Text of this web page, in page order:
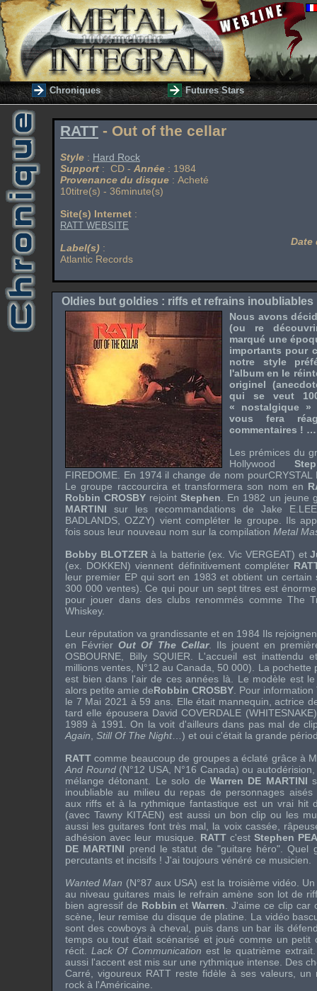
Chroniques Futures Stars
RATT - Out of the cellar
Style : Hard Rock
Support : CD - Année : 1984
Provenance du disque : Acheté
10titre(s) - 36minute(s)
Site(s) Internet :
RATT WEBSITE
Label(s) :
Atlantic Records
Date
Oldies but goldies : riffs et refrains inoubliables
Nous avons
(ou re
marqué une
importants pour
notre style
l'album en le
originel
qui se veut
« nostalgique »
vous fera
commentaires !
Les prémices du
Hollywood
FIREDOME . En 1974 il change de nom pourCRYSTAL
Le groupe raccourcira et transformera son nom en
Robbin CROSBY rejointStephen . En 1982 un
MARTINI sur les recommandations de Jake E.LEE
BADLANDS ,OZZY) vient compléter le groupe. Ils
fois sous leur nouveau nom sur la compilation Metal
Bobby BLOTZERà la batterie (ex.Vic VERGEAT) et
(ex. DOKKEN) viennent définitivement compléter
leur premier EP qui sort en 1983 et obtient un certain
300 000 ventes). Ce qui pour un sept titres est
pour jouer dans des clubs renommés comme The
Whiskey.
Leur réputation va grandissante et en 1984 Ils
en FévrierOut Of The Cellar. Ils jouent en
OSBOURNE
Billy SQUIER . L'accueil est inattendu
millions ventes, N°12 au Canada, 50 000). La
est bien dans l'air de ces années là. Le modèle est le
alors petite amie deRobbin CROSBY . Pour
le 7 Mai 2021 à 59 ans. Elle était mannequin, actrice
tard elle épousera David COVERDALE (WHITESNAKE
1989 à 1991. On la voit d'ailleurs dans pas mal de
Again Still Of The Night…) et oui c'était la grande
RATT comme beaucoup de groupes a éclaté grâce à
And Round(N°12 USA, N°16 Canada) ou
mélange détonant. Le solo de Warren DE MARTINI
inoubliable au milieu du repas de personnages
aux riffs et à la rythmique fantastique est un vrai hit
(avec Tawny KITAEN) est aussi un bon clip ou les
aussi les guitares font très mal, la voix cassée,
adhésion avec leur musique. RATTc'estStephen
DE MARTINI prend le statut de "guitare héro". Quel
percutants et incisifs ! J'ai toujours vénéré ce musicien.
Wanted Man (N°87 aux USA) est la troisième vidéo.
au niveau guitares mais le refrain amène son lot de
bien agressif de Robbin etWarren . J'aime ce clip
scène, leur remise du disque de platine. La vidéo
sont des cowboys à cheval, puis dans un bar ils
temps ou tout était scénarisé et joué comme un petit
récit. Lack Of Communication est le quatrième
aussi l'accent est mis sur une rythmique intense. Des
Carré, vigoureux RATT reste fidèle à ses valeurs,
rock à l'Américaine.